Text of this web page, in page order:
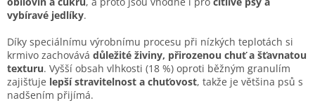
vybíravé jedlíky.
Díky speciálnímu výrobnímu procesu při nízkých teplotách si
krmivo zachovává důležité živiny, přirozenou chuť a šťavnatou
texturu. Vyšší obsah vlhkosti (18 %) oproti běžným granulím
zajišťuje lepší stravitelnost a chuťovost, takže je většina psů s
nadšením přijímá.